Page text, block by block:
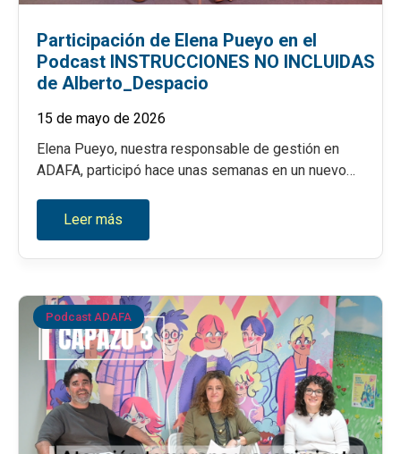
Participación de Elena Pueyo en el
Podcast INSTRUCCIONES NO INCLUIDAS
de Alberto_Despacio
15 de mayo de 2026
Elena Pueyo, nuestra responsable de gestión en
ADAFA, participó hace unas semanas en un nuevo…
Leer más
Podcast ADAFA